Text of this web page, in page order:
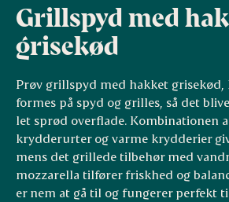
Grillspyd med
grisekød
Prøv grillspyd med hakket
formes på spyd og grilles, så det
let sprød overflade. Kombinationen
krydderurter og varme krydderier
mens det grillede tilbehør med
mozzarella tilfører friskhed og
er nem at gå til og fungerer perfekt